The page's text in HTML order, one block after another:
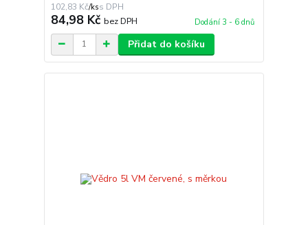
102,83 Kč/ks
84,98 Kč bez DPH Dodání 3 - 6 dnů
Přidat do košíku